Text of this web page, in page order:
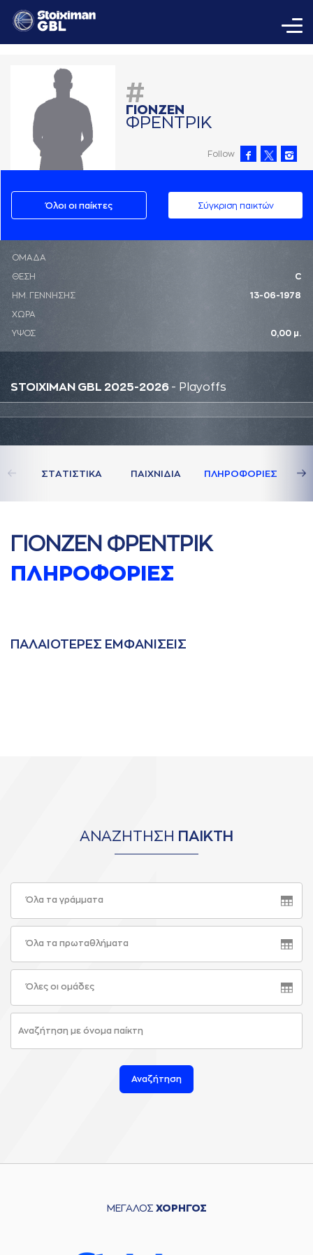
#
ΓΙΟΝΖΕΝ
ΦΡΕΝΤΡΙΚ
Follow
Όλοι οι παίκτες Σύγκριση παικτών
ΟΜΑΔΑ
ΘΕΣΗ C
ΗΜ. ΓΕΝΝΗΣΗΣ 13-06-1978
ΧΩΡΑ
ΥΨΟΣ 0,00 μ.
STOIXIMAN GBL 2025-2026 - Playoffs
ΣΤAΤΙΣΤΙΚA ΠAΙΧΝΙΔΙA ΠΛΗΡΟΦΟΡΙΕΣ
ΓΙΟΝΖΕΝ ΦΡΕΝΤΡΙΚ
ΠΛΗΡΟΦΟΡΙΕΣ
ΠAΛAΙΟΤΕΡΕΣ ΕΜΦAΝΙΣΕΙΣ
ΑΝΑΖΗΤΗΣΗ ΠΑΙΚΤΗ
Όλα τα γράμματα
Όλα τα πρωταθλήματα
Όλες οι ομάδες
Αναζήτηση
ΜΕΓΑΛΟΣ ΧΟΡΗΓΟΣ